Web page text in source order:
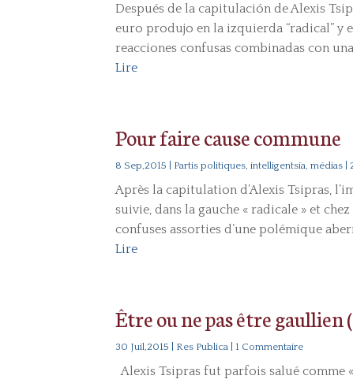
Después de la capitulación de Alexis
euro produjo en la izquierda “radical” y
reacciones confusas combinadas con
Lire
Pour faire cause commune
8 Sep,2015 Partis politiques, intelligentsia, médias |
Après la capitulation d’Alexis Tsipras,
suivie, dans la gauche « radicale » et
confuses assorties d’une polémique
Lire
Être ou ne pas être gaullien
30 Juil,2015 Res Publica | 1 Commentaire
Alexis Tsipras fut parfois salué comme